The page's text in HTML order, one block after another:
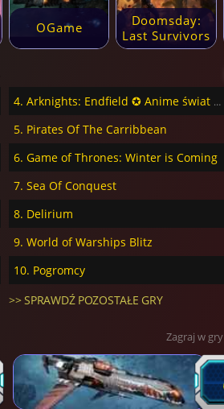
OGame
Doomsday:
Last Survivors
4. Arknights: Endfield ✪ Anime świat przyszłości
5. Pirates Of The Carribbean
6. Game of Thrones: Winter is Coming
7. Sea Of Conquest
8. Delirium
9. World of Warships Blitz
10. Pogromcy
>> SPRAWDŹ POZOSTAŁE GRY
Zagraj w gry